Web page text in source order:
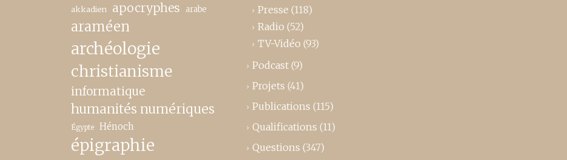
akkadien apocryphes arabe
araméen
archéologie
christianisme
informatique
humanités numériques
Égypte Hénoch
épigraphie
Presse (118)
Radio (52)
TV-Vidéo (93)
Podcast (9)
Projets (41)
Publications (115)
Qualifications (11)
Questions (347)